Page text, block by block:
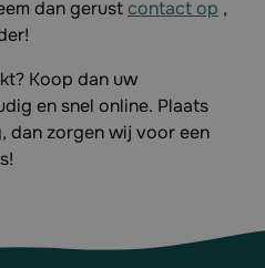
dan gerust contact op ,
Koop dan uw
en snel online. Plaats
dan zorgen wij voor een